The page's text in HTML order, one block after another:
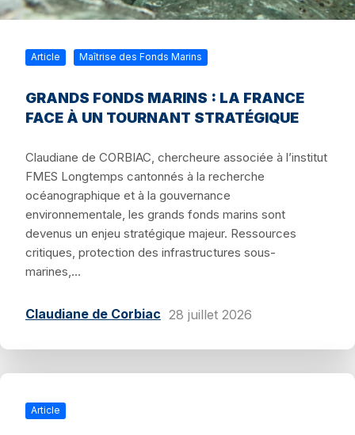
Article Maîtrise des Fonds Marins
GRANDS FONDS MARINS : LA FRANCE
FACE À UN TOURNANT STRATÉGIQUE
Claudiane de CORBIAC, chercheure associée à l’institut
FMES Longtemps cantonnés à la recherche
océanographique et à la gouvernance
environnementale, les grands fonds marins sont
devenus un enjeu stratégique majeur. Ressources
critiques, protection des infrastructures sous-
marines,...
Claudiane de Corbiac 28 juillet 2026
Article